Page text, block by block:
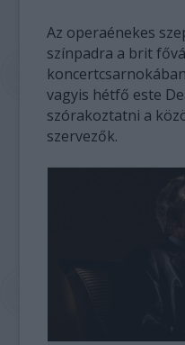
Az operaénekes
színpadra a brit
vagyis hétfő este
szórakoztatni a
szervezők.